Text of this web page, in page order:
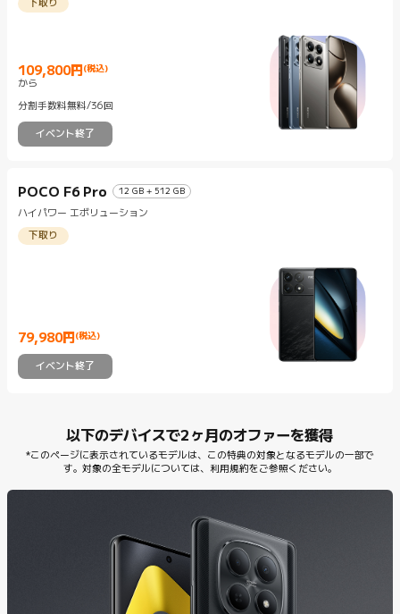
下取り
109,800円 (税込)
Current Price 円109800
から
分割手数料無料/36回
イベント終了
POCO F6 Pro 12 GB + 512 GB
ハイパワー エボリューション
下取り
79,980円 (税込)
Current Price 円79980
イベント終了
以下のデバイスで2ヶ月のオファーを獲得
*このページに表示されているモデルは、この特典の対象となるモデルの一部で
す。対象の全モデルについては、利用規約をご参照ください。